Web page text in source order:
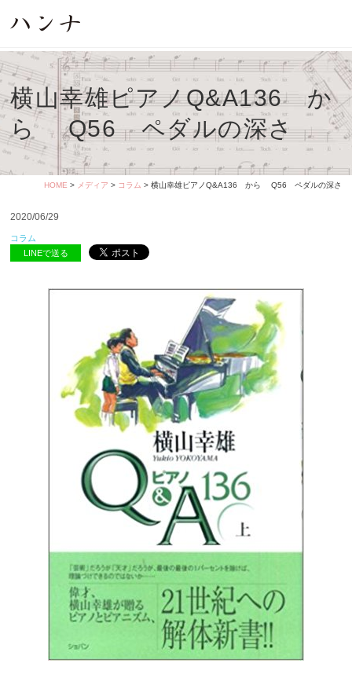
横山幸雄ピアノQ&A136 か
ら Q56 ペダルの深さ
HOME > メディア > コラム > 横山幸雄ピアノQ&A136 から Q56 ペダルの深さ
2020/06/29
コラム
LINEで送る